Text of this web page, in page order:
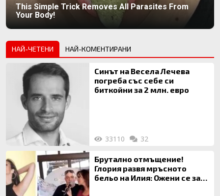
This Simple Trick Removes All Parasites From
Your Body!
НАЙ-ЧЕТЕНИ НАЙ-КОМЕНТИРАНИ
Синът на Весела Лечева
погреба със себе си
биткойни за 2 млн. евро
33110 32
Брутално отмъщение!
Глория развя мръсното
бельо на Илия: Ожени се за